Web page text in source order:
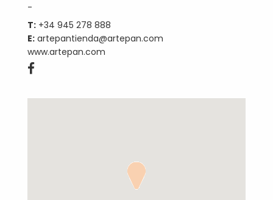
-
T: +34 945 278 888
E: artepantienda@artepan.com
www.artepan.com
